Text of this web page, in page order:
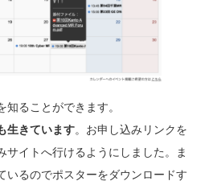
ることができます。
生きています。お申し込みリンクを
サイトへ行けるようにしました。ま
いるのでポスターをダウンロードす